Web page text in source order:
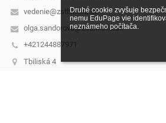
Druhé cookie zvyšuje
nemu EduPage vie
neznámeho počítača.
vedenie@zstbiliska.sk
olga.sandorova@zstbiliska.sk
+421244887971
Tbiliská 4